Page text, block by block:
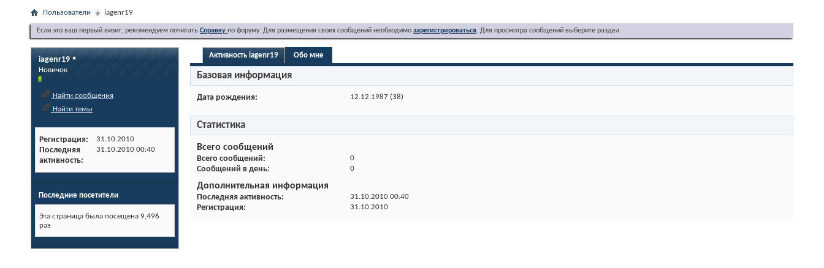
Пользователи iagenr19
Если это ваш первый визит, рекомендуем почитать Справку по форуму. Для размещения своих сообщений необходимо зарегистрироваться. Для просмотра сообщений выберите раздел.
iagenr19
Новичок
Найти сообщения
Найти темы
Регистрация 31.10.2010
Последняя
активность
31.10.2010 00:40
Последние посетители
Эта страница была посещена 9,496
раз
Активность iagenr19 Обо мне
Базовая информация
Дата рождения 12.12.1987 (38)
Статистика
Всего сообщений
Всего сообщений 0
Сообщений в день 0
Дополнительная информация
Последняя активность 31.10.2010 00:40
Регистрация 31.10.2010